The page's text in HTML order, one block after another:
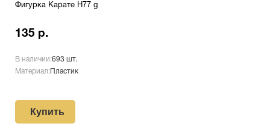
Фигурка Карате H77 g
135 р.
В наличии:693 шт.
Материал: Пластик
Купить